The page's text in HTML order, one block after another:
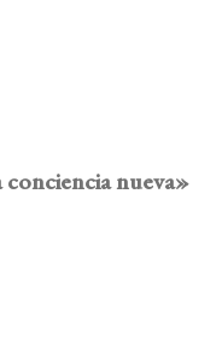
nueva»